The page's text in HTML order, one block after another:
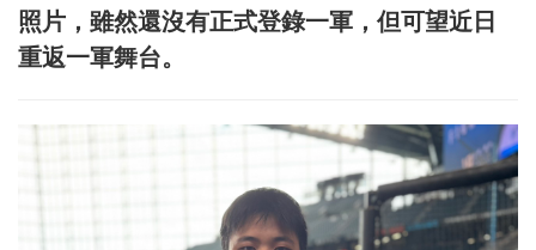
照片，雖然還沒有正式登錄一軍，但可望近日
重返一軍舞台。